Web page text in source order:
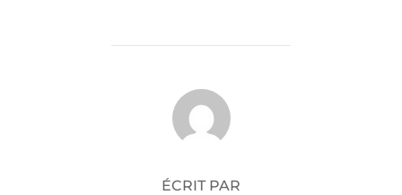
AUTEUR DE LA PUBLICATION
ÉCRIT PAR